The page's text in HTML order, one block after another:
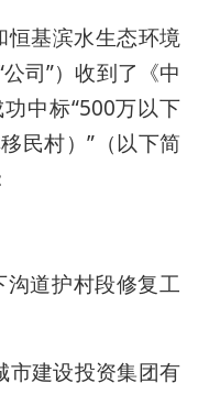
基滨水生态环境
司”）收到了《中
中标“500万以下
民村）”（以下简
道护村段修复工
市建设投资集团有